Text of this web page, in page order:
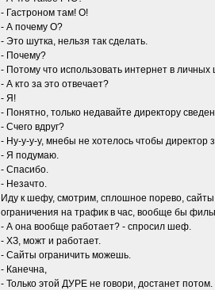
- Гастроном там! О!
- А почему О?
- Это шутка, нельзя так сделать.
- Почему?
- Потому что использовать интернет в
- А кто за это отвечает?
- Я!
- Понятно, только недавайте директору
- Счего вдруг?
- Ну-у-у-у, мнебы не хотелось чтобы директор
- Я подумаю.
- Спасибо.
- Незачто.
Иду к шефу, смотрим, сплошное порево,
ограничения на трафик в час, вообще бы
- А она вообще работает? - спросил шеф.
- ХЗ, можт и работает.
- Сайты ограничить можешь.
- Канечна,
- Только этой ДУРЕ не говори, достанет потом.